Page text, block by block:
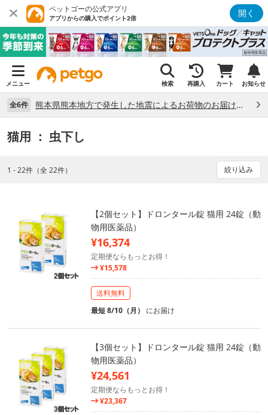
ペットゴーの公式アプリ
アプリからの購入でポイント2倍 開く
メニュー 検索 再購入 カート お知らせ
全6件 熊本県熊本地方で発生した地震によるお荷物のお届け状況について （7/28）
猫用 ： 虫下し
1 - 22件（全 22件） 絞り込み
【2個セット】ドロンタール錠 猫用 24錠（動
物用医薬品）
¥16,374
定期便ならもっとお得！
¥15,578
送料無料
最短 8/10（月） にお届け
【3個セット】ドロンタール錠 猫用 24錠（動
物用医薬品）
¥24,561
定期便ならもっとお得！
¥23,367